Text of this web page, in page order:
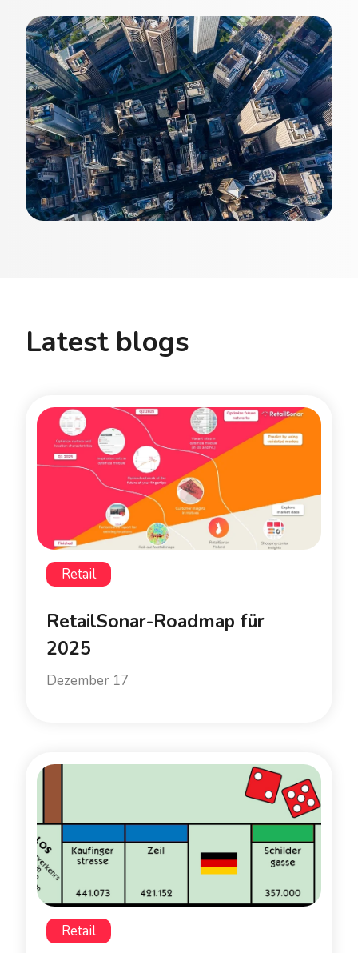
Latest blogs
Retail
RetailSonar-Roadmap für
2025
Dezember 17
Retail